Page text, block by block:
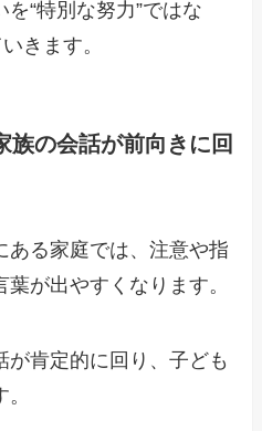
“特別な努力”ではな
きます。
族の会話が前向きに回
ある家庭では、注意や指
が出やすくなります。
肯定的に回り、子ども